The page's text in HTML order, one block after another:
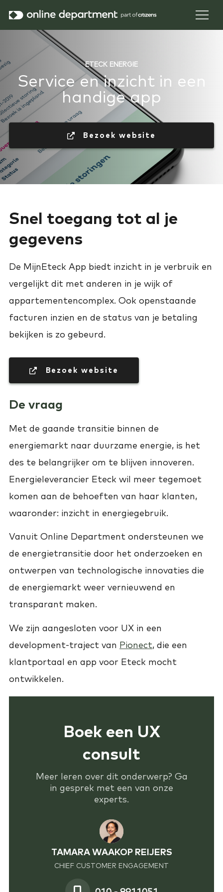
ETECK ENERGIE
Service en inzicht in een
handige app
Bezoek website
Snel toegang tot al je
gegevens
De MijnEteck App biedt inzicht in je verbruik en
vergelijkt dit met anderen in je wijk of
appartementencomplex. Ook openstaande
facturen inzien en de status van je betaling
bekijken is zo gebeurd.
Bezoek website
De vraag
Met de gaande transitie binnen de
energiemarkt naar duurzame energie, is het
des te belangrijker om te blijven innoveren.
Energieleverancier Eteck wil meer tegemoet
komen aan de behoeften van haar klanten,
waaronder: inzicht in energiegebruik.
Vanuit Online Department ondersteunen we
de energietransitie door het onderzoeken en
ontwerpen van technologische innovaties die
de energiemarkt weer vernieuwend en
transparant maken.
We zijn aangesloten voor UX in een
development-traject van Pionect, die een
klantportaal en app voor Eteck mocht
ontwikkelen.
Boek een UX
consult
Meer leren over dit onderwerp? Ga
in gesprek met een van onze
experts.
TAMARA WAAKOP REIJERS
CHIEF CUSTOMER ENGAGEMENT